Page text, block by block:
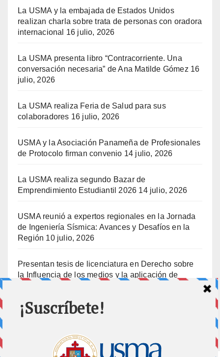
La USMA y la embajada de Estados Unidos
realizan charla sobre trata de personas con oradora
internacional
16 julio, 2026
La USMA presenta libro “Contracorriente. Una
conversación necesaria” de Ana Matilde Gómez 16
julio, 2026
La USMA realiza Feria de Salud para sus
colaboradores 16 julio, 2026
USMA y la Asociación Panameña de Profesionales
de Protocolo firman convenio 14 julio, 2026
La USMA realiza segundo Bazar de
Emprendimiento Estudiantil 2026 14 julio, 2026
USMA reunió a expertos regionales en la Jornada
de Ingeniería Sísmica: Avances y Desafíos en la
Región 10 julio, 2026
Presentan tesis de licenciatura en Derecho sobre
la Influencia de los medios y la aplicación de